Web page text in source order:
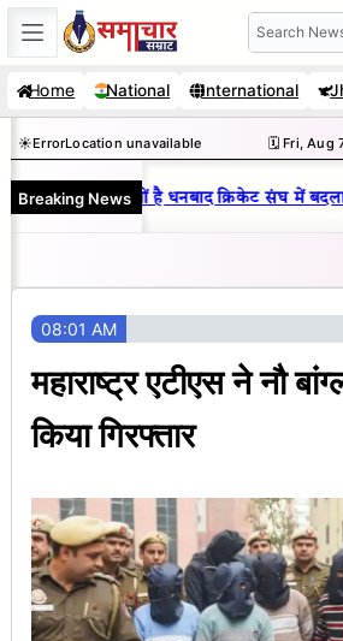
Skip
to
content
Search
Home National International
☀️ErrorLocation unavailable 🗓️ Fri, Aug
Breaking News
राज : जानें क्यों है धनबाद क्रिकेट संघ में बदलाव
08:01 AM
महाराष्ट्र एटीएस ने नौ
किया गिरफ्तार